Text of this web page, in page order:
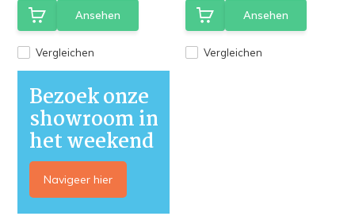
Vergleichen
Ansehen
Vergleichen
Ansehen
Bezoek onze
showroom in
het weekend
Navigeer hier